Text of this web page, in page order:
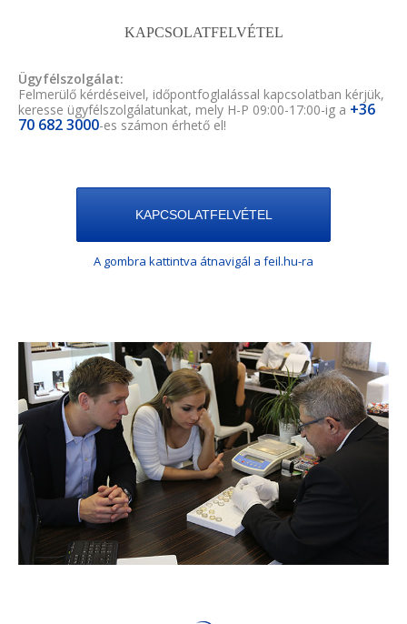
KAPCSOLATFELVÉTEL
Ügyfélszolgálat:
Felmerülő kérdéseivel, időpontfoglalással kapcsolatban kérjük,
keresse ügyfélszolgálatunkat, mely H-P 09:00-17:00-ig a +36
70 682 3000-es számon érhető el!
KAPCSOLATFELVÉTEL
A gombra kattintva átnavigál a feil.hu-ra